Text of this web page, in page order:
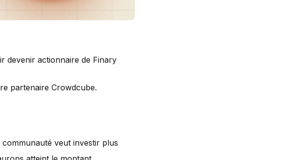
devenir actionnaire de Finary
partenaire Crowdcube.
communauté veut investir plus